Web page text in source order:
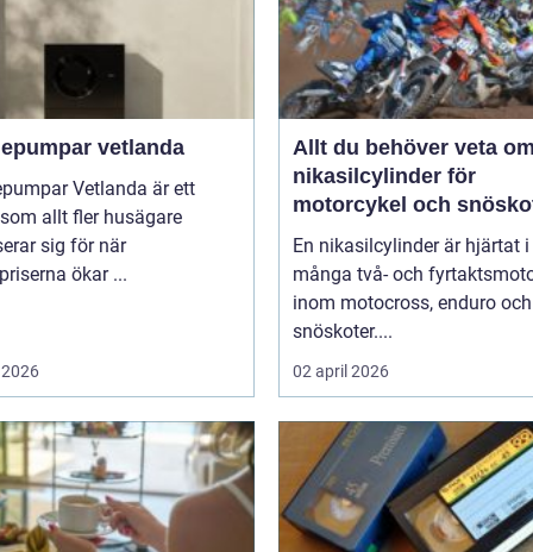
vetlanda
Vetlanda är ett
allt fler husägare
sig för när
ökar ...
Allt du behöver veta
nikasilcylinder för
motorcykel och
En nikasilcylinder är hjärtat i
många två- och
inom motocross, enduro och
snöskoter....
02 april 2026